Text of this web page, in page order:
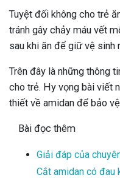
Tuyệt đối không cho trẻ
tránh gây chảy máu vết
sau khi ăn để giữ vệ sinh
Trên đây là những thông
cho trẻ. Hy vọng bài viết
thiết về amidan để bảo
Bài đọc thêm
Giải đáp của
Cắt amidan có đau